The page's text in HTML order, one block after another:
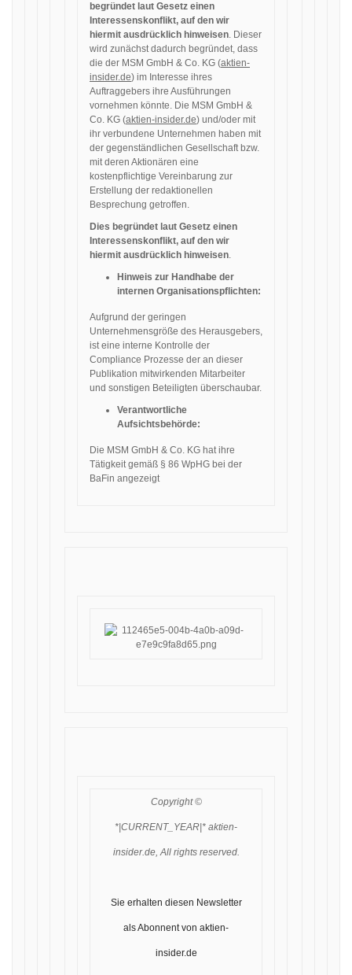
begründet laut Gesetz einen
Interessenskonflikt, auf den wir
hiermit ausdrücklich hinweisen. Dieser
wird zunächst dadurch begründet, dass
die der MSM GmbH & Co. KG (aktien-
insider.de) im Interesse ihres
Auftraggebers ihre Ausführungen
vornehmen könnte. Die MSM GmbH &
Co. KG (aktien-insider.de) und/oder mit
ihr verbundene Unternehmen haben mit
der gegenständlichen Gesellschaft bzw.
mit deren Aktionären eine
kostenpflichtige Vereinbarung zur
Erstellung der redaktionellen
Besprechung getroffen.
Dies begründet laut Gesetz einen
Interessenskonflikt, auf den wir
hiermit ausdrücklich hinweisen.
Hinweis zur Handhabe der
internen Organisationspflichten:
Aufgrund der geringen
Unternehmensgröße des Herausgebers,
ist eine interne Kontrolle der
Compliance Prozesse der an dieser
Publikation mitwirkenden Mitarbeiter
und sonstigen Beteiligten überschaubar.
Verantwortliche
Aufsichtsbehörde:
Die MSM GmbH & Co. KG hat ihre
Tätigkeit gemäß § 86 WpHG bei der
BaFin angezeigt
Copyright ©
*|CURRENT_YEAR|* aktien-
insider.de, All rights reserved.
Sie erhalten diesen Newsletter
als Abonnent von aktien-
insider.de